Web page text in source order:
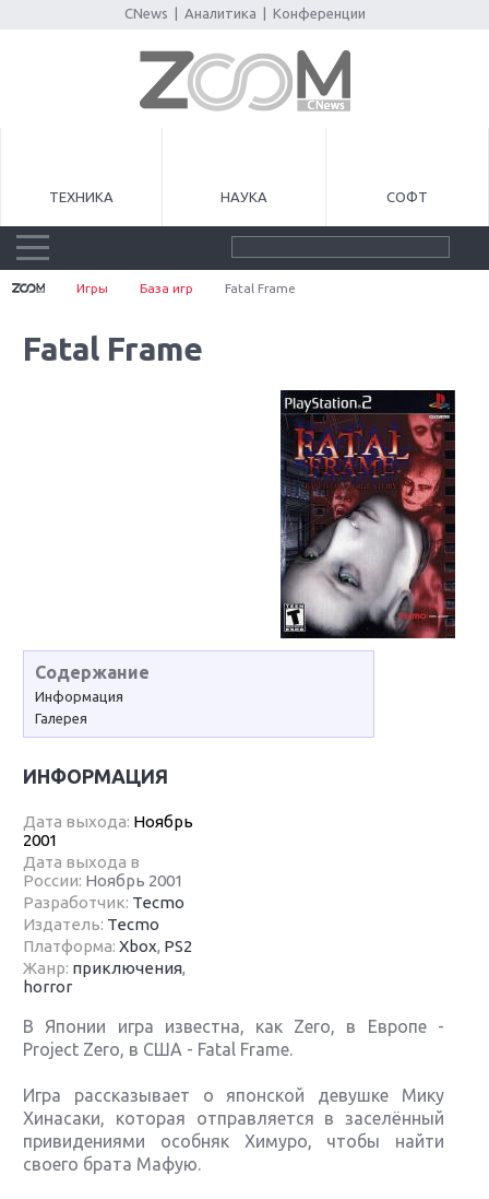
CNews Аналитика Конференции
ТЕХНИКА НАУКА СОФТ
Игры База игр Fatal Frame
Fatal Frame
Содержание
Информация
Галерея
ИНФОРМАЦИЯ
Дата выхода: Ноябрь
2001
Дата выхода в
России: Ноябрь 2001
Разработчик: Tecmo
Издатель: Tecmo
Платформа:Xbox, PS2
Жанр: приключения,
horror
В Японии игра известна, как Zero, в Европе -
Project Zero, в США - Fatal Frame.
Игра рассказывает о японской девушке Мику
Хинасаки, которая отправляется в заселённый
привидениями особняк Химуро, чтобы найти
своего брата Мафую.